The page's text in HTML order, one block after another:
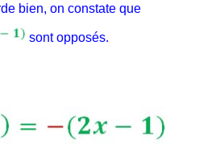
bien, on constate que
sont opposés.